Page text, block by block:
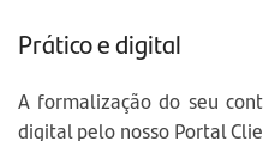
Prático e digital
A formalização do seu
digital pelo nosso Portal